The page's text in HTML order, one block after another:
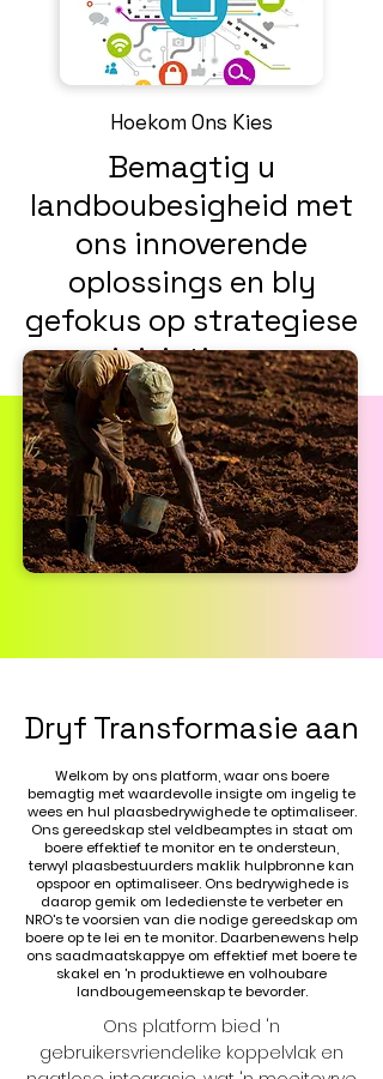
Hoekom Ons Kies
Bemagtig u
landboubesigheid met
ons innoverende
oplossings en bly
gefokus op strategiese
inisiatiewe.
Dryf Transformasie aan
Welkom by ons platform, waar ons boere
bemagtig met waardevolle insigte om ingelig te
wees en hul plaasbedrywighede te optimaliseer.
Ons gereedskap stel veldbeamptes in staat om
boere effektief te monitor en te ondersteun,
terwyl plaasbestuurders maklik hulpbronne kan
opspoor en optimaliseer. Ons bedrywighede is
daarop gemik om lededienste te verbeter en
NRO's te voorsien van die nodige gereedskap om
boere op te lei en te monitor. Daarbenewens help
ons saadmaatskappye om effektief met boere te
skakel en 'n produktiewe en volhoubare
landbougemeenskap te bevorder.
Ons platform bied 'n
gebruikersvriendelike koppelvlak en